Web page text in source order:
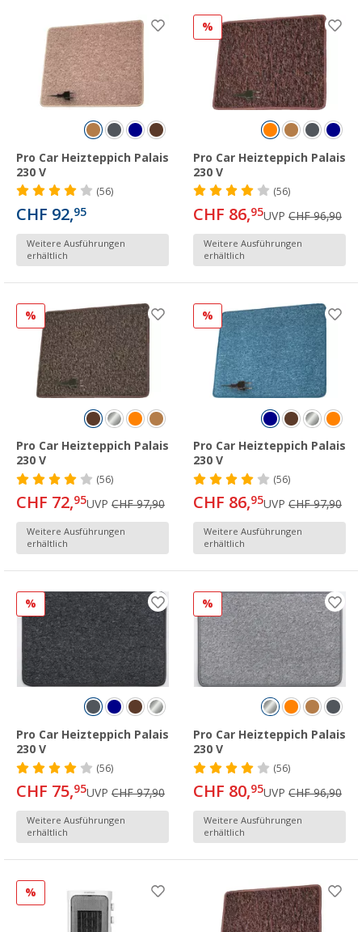
Pro Car Heizteppich Palais
230 V
(56)
CHF 92,95
Weitere Ausführungen
erhältlich
%
Pro Car Heizteppich Palais
230 V
(56)
CHF 86,95UVP CHF 96,90
Weitere Ausführungen
erhältlich
%
Pro Car Heizteppich Palais
230 V
(56)
CHF 72,95UVP CHF 97,90
Weitere Ausführungen
erhältlich
%
Pro Car Heizteppich Palais
230 V
(56)
CHF 86,95UVP CHF 97,90
Weitere Ausführungen
erhältlich
%
Pro Car Heizteppich Palais
230 V
(56)
CHF 75,95UVP CHF 97,90
Weitere Ausführungen
erhältlich
%
Pro Car Heizteppich Palais
230 V
(56)
CHF 80,95UVP CHF 96,90
Weitere Ausführungen
erhältlich
%